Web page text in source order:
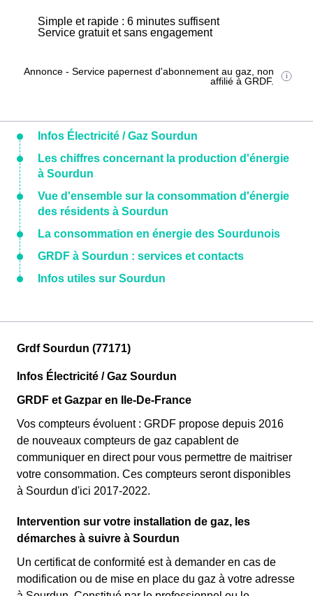
Simple et rapide : 6 minutes suffisent
Service gratuit et sans engagement
Annonce - Service papernest d'abonnement au gaz, non
affilié à GRDF.
Infos Électricité / Gaz Sourdun
Les chiffres concernant la production d'énergie
à Sourdun
Vue d'ensemble sur la consommation d'énergie
des résidents à Sourdun
La consommation en énergie des Sourdunois
GRDF à Sourdun : services et contacts
Infos utiles sur Sourdun
Grdf Sourdun (77171)
Infos Électricité / Gaz Sourdun
GRDF et Gazpar en Ile-De-France
Vos compteurs évoluent : GRDF propose depuis 2016
de nouveaux compteurs de gaz capablent de
communiquer en direct pour vous permettre de maitriser
votre consommation. Ces compteurs seront disponibles
à Sourdun d'ici 2017-2022.
Intervention sur votre installation de gaz, les
démarches à suivre à Sourdun
Un certificat de conformité est à demander en cas de
modification ou de mise en place du gaz à votre adresse